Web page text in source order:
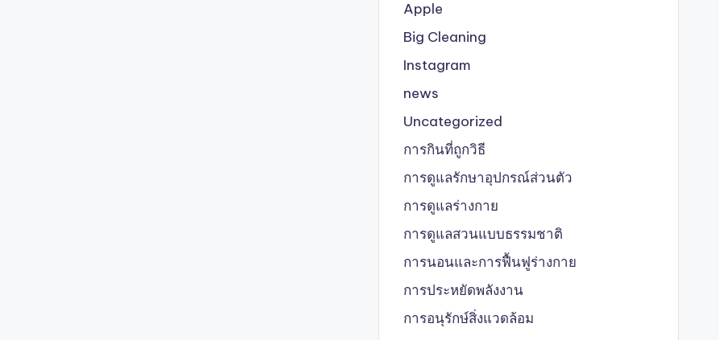
Apple
Big Cleaning
Instagram
news
Uncategorized
การกินที่ถูกวิธี
การดูแลรักษาอุปกรณ์ส่วนตัว
การดูแลร่างกาย
การดูแลสวนแบบธรรมชาติ
การนอนและการฟื้นฟูร่างกาย
การประหยัดพลังงาน
การอนุรักษ์สิ่งแวดล้อม